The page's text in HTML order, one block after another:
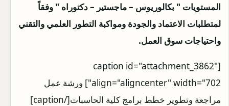
المستويات " بكالوريوس – ماجستير – دكتوراه " وفقاً
لمتطلبات الاعتماد والجودة ومواكبة التطور العلمي والتقني
واحتياجات سوق العمل.
[caption id="attachment_3862"
align="aligncenter" width="702"]
ورشة عمل
مراجعة وتطوير خطط برامج كلية الحاسبات[/caption]